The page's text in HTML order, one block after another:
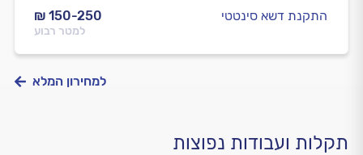
₪ 150-250
למטר רבוע
התקנת דשא סינטטי
למחירון המלא
תקלות ועבודות נפוצות